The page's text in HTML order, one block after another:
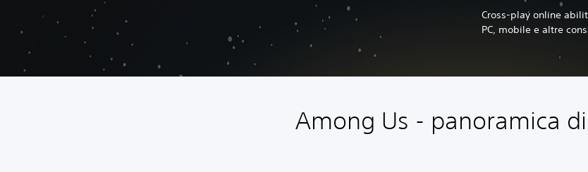
Cross-play online
PC, mobile e altre
Among Us - panoramica